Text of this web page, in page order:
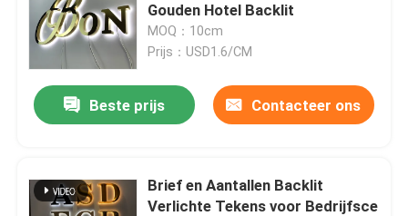
Gouden Hotel Backlit
MOQ：10cm
Prijs：USD1.6/CM
Beste prijs Contacteer ons
Brief en Aantallen Backlit
Verlichte Tekens voor Bedrijfsce